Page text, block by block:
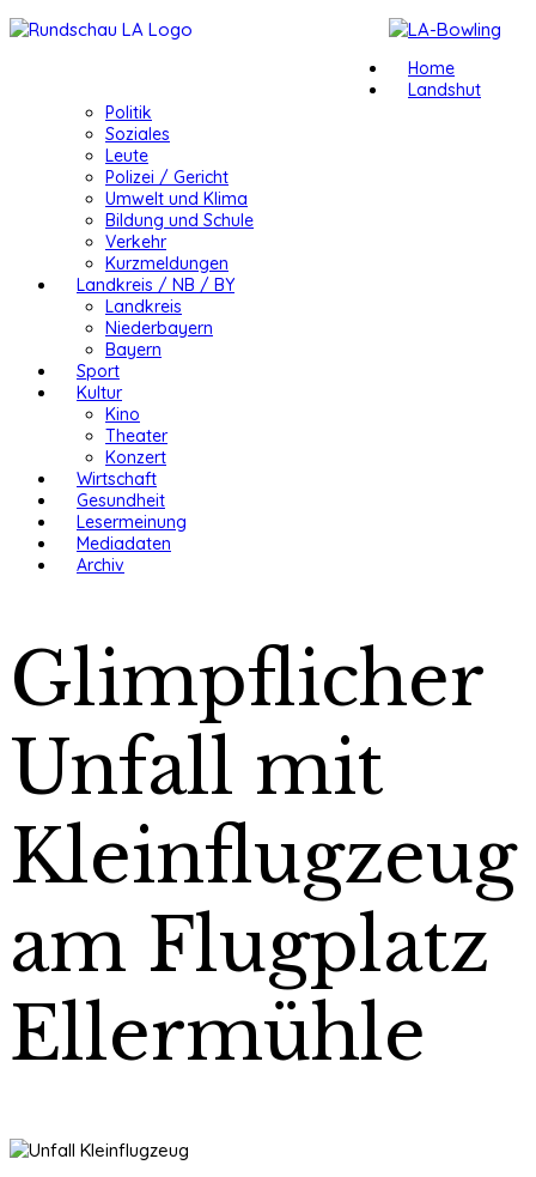
Home
Landshut
Politik
Soziales
Leute
Polizei / Gericht
Umwelt und Klima
Bildung und Schule
Verkehr
Kurzmeldungen
Landkreis / NB / BY
Landkreis
Niederbayern
Bayern
Sport
Kultur
Kino
Theater
Konzert
Wirtschaft
Gesundheit
Lesermeinung
Mediadaten
Archiv
Glimpflicher
Unfall mit
Kleinflugzeug
am Flugplatz
Ellermühle